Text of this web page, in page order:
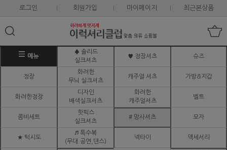
로그인 회원가입 마이페이지 최근본상품
메뉴
♠ 솔리드
실크셔츠
♥ 정장셔츠 슈즈
정장
화려한
무늬 실크셔츠
캐주얼 셔츠 가방&지갑
화려한정장
디자인
배색실크셔츠
화려한
캐주얼셔츠
벨트
콤비세트
핫픽스
실크셔츠
# 망사셔츠 모자
★ 턱시도
♬ 특수복
(무대.공연,댄스)
넥타이 액세서리